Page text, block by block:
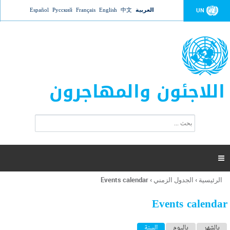
Jump to navigation UN العربية 中文
English
Français
Русский
Español
اللاجئون والمهاجرون
ت
ر
ل
ح
ب

أنت
هنا
الرئيسية › الجدول الزمني ›
Events calendar
Events calendar